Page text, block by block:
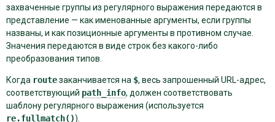
захваченные группы из регулярного выражения передаются в
представление — как именованные аргументы, если группы
названы, и как позиционные аргументы в противном случае.
Значения передаются в виде строк без какого-либо
преобразования типов.
Когда routeзаканчивается на $, весь запрошенный URL-адрес,
соответствующий path_info, должен соответствовать
шаблону регулярного выражения (используется
re.fullmatch()).